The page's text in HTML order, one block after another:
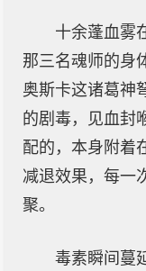
十余蓬血雾
那三名魂师的身
奥斯卡这诸葛神
的剧毒，见血封
配的，本身附着
减退效果，每一
聚。
毒素瞬间蔓